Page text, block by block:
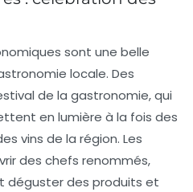
sont une belle
locale. Des
de la gastronomie, qui
en lumière à la fois des
vins de la région. Les
des chefs renommés,
déguster des produits et